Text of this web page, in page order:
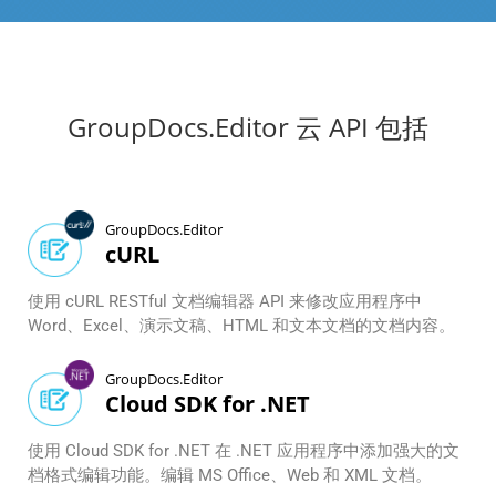
GroupDocs.Editor 云 API 包括
GroupDocs.Editor
cURL
使用 cURL RESTful 文档编辑器 API 来修改应用程序中
Word、Excel、演示文稿、HTML 和文本文档的文档内容。
GroupDocs.Editor
Cloud SDK for .NET
使用 Cloud SDK for .NET 在 .NET 应用程序中添加强大的文
档格式编辑功能。编辑 MS Office、Web 和 XML 文档。